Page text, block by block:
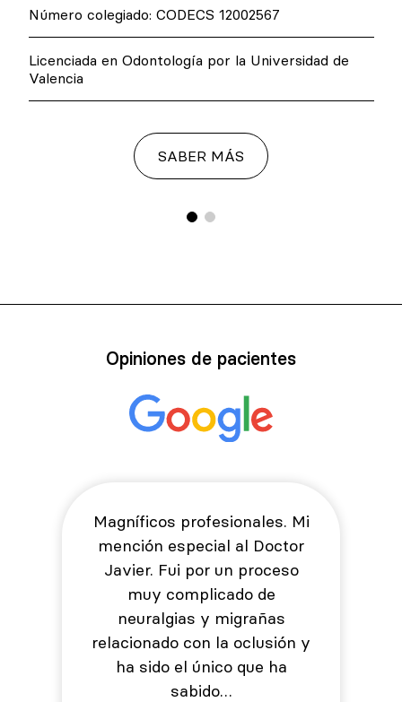
Número colegiado: CODECS 12002567
Licenciada en Odontología por la Universidad de
Valencia
SABER MÁS
Opiniones de pacientes
Magníficos profesionales. Mi
mención especial al Doctor
Javier. Fui por un proceso
muy complicado de
neuralgias y migrañas
relacionado con la oclusión y
ha sido el único que ha
sabido…